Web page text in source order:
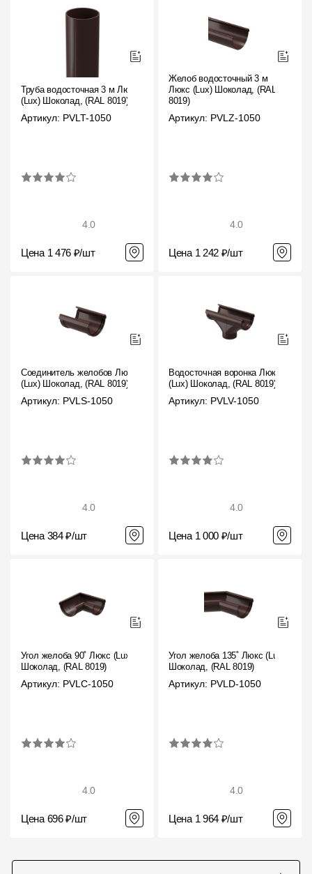
Труба водосточная 3 м Люкс
(Lux) Шоколад, (RAL 8019)
Артикул: PVLT-1050
4.0
Цена 1 476 ₽/шт
Желоб водосточный 3 м
Люкс (Lux) Шоколад, (RAL
8019)
Артикул: PVLZ-1050
4.0
Цена 1 242 ₽/шт
Соединитель желобов Люкс
(Lux) Шоколад, (RAL 8019)
Артикул: PVLS-1050
4.0
Цена 384 ₽/шт
Водосточная воронка Люкс
(Lux) Шоколад, (RAL 8019)
Артикул: PVLV-1050
4.0
Цена 1 000 ₽/шт
Угол желоба 90˚ Люкс (Lux)
Шоколад, (RAL 8019)
Артикул: PVLC-1050
4.0
Цена 696 ₽/шт
Угол желоба 135˚ Люкс (Lux)
Шоколад, (RAL 8019)
Артикул: PVLD-1050
4.0
Цена 1 964 ₽/шт